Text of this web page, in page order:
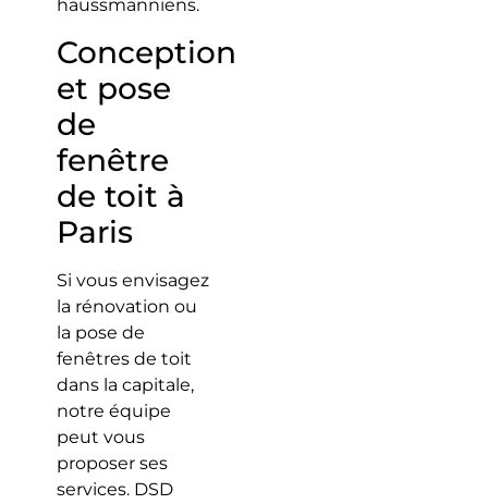
haussmanniens.
Conception
et pose
de
fenêtre
de toit à
Paris
Si vous envisagez
la rénovation ou
la pose de
fenêtres de toit
dans la capitale,
notre équipe
peut vous
proposer ses
services. DSD